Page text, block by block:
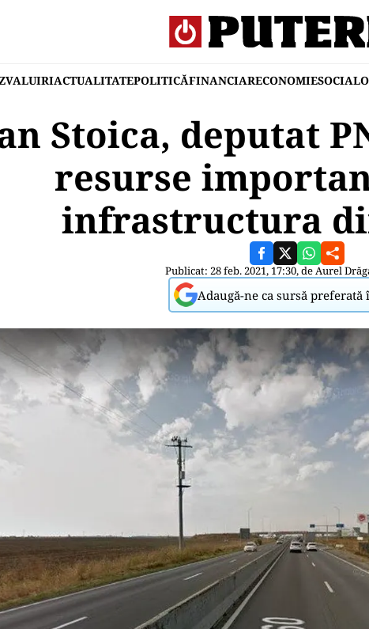
ACTUALITATEPOLITICĂFINANCIARECONOMIESOCIAL
Stoica, deputat
resurse
infrastructura
Publicat: 28 feb. 2021, 17:30, deAurel
Adaugă-ne ca sursă preferată